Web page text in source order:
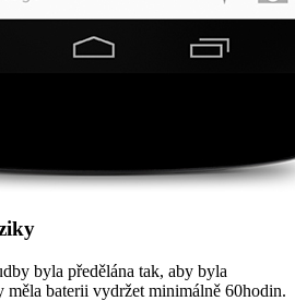
byla předělána tak, aby byla
měla baterii vydržet minimálně 60hodin.